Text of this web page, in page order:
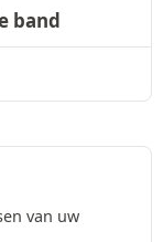
band
van uw